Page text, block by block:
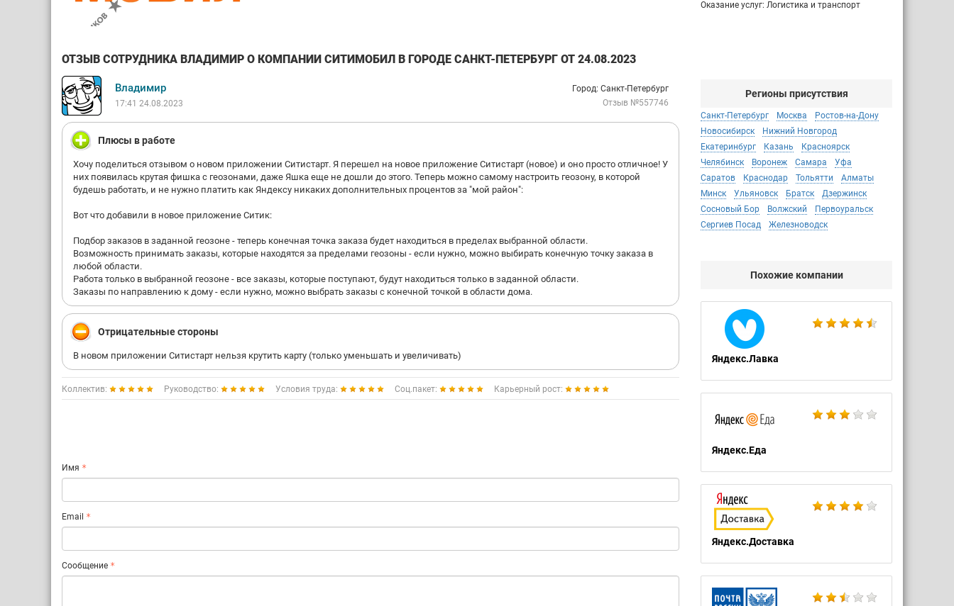
Оказание услуг: Логистика и транспорт
ОТЗЫВ СОТРУДНИКА ВЛАДИМИР О КОМПАНИИ СИТИМОБИЛ В ГОРОДЕ САНКТ-ПЕТЕРБУРГ ОТ 24.08.2023
Владимир
17:41 24.08.2023
Город: Санкт-Петербург
Отзыв №557746
Плюсы в работе
Хочу поделиться отзывом о новом приложении Ситистарт. Я перешел на новое приложение Ситистарт (новое) и оно просто отличное! У
них появилась крутая фишка с геозонами, даже Яшкa еще не дошли до этого. Теперь можно самому настроить геозону, в которой
будешь работать, и не нужно платить как Яндeкcy никаких дополнительных процентов за "мой район":
Вот что добавили в новое приложение Ситик:
Подбор заказов в заданной геозоне - теперь конечная точка заказа будет находиться в пределах выбранной области.
Возможность принимать заказы, которые находятся за пределами геозоны - если нужно, можно выбирать конечную точку заказа в
любой области.
Работа только в выбранной геозоне - все заказы, которые поступают, будут находиться только в заданной области.
Заказы по направлению к дому - если нужно, можно выбрать заказы с конечной точкой в области дома.
Отрицательные стороны
В новом приложении Ситистарт нельзя крутить карту (только уменьшать и увеличивать)
Коллектив: Руководство: Условия труда: Соц.пакет: Карьерный рост:
Имя
Email
Сообщение
Регионы присутствия
Санкт-Петербург Москва
Ростов-на-Дону
Новосибирск
Нижний Новгород
Екатеринбург
Казань
Красноярск
Челябинск
Воронеж Самара
Уфа
Саратов
Краснодар Тольятти
Алматы
Минск
Ульяновск Братск
Дзержинск
Сосновый Бор
Волжский
Первоуральск
Сергиев Посад
Железноводск
Похожие компании
Яндекс.Лавка
Яндекс.Еда
Яндекс.Доставка